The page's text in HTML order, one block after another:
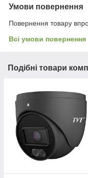
Умови повернення
Повернення товару
Всі умови повернення
Подібні товари